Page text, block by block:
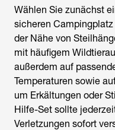
Wählen Sie zunächst
sicheren
der Nähe von
mit häufigem
außerdem auf
Temperaturen sowie
um Erkältungen oder
Hilfe-Set sollte
Verletzungen sofort